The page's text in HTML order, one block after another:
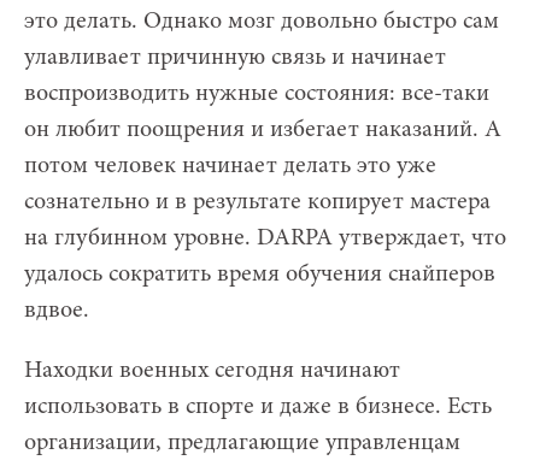
это делать. Однако мозг довольно быстро сам
улавливает причинную связь и начинает
воспроизводить нужные состояния: все-таки
он любит поощрения и избегает наказаний. А
потом человек начинает делать это уже
сознательно и в результате копирует мастера
на глубинном уровне. DARPA утверждает, что
удалось сократить время обучения снайперов
вдвое.
Находки военных сегодня начинают
использовать в спорте и даже в бизнесе. Есть
организации, предлагающие управленцам